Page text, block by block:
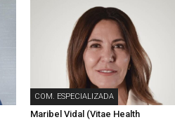
COM. ESPECIALIZADA
Maribel Vidal (Vitae Health